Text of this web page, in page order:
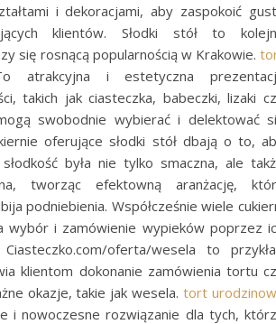
i dekoracjami, aby zaspokoić
klientów. Słodki stół to
się rosnącą popularnością w Krakowie.
atrakcyjna i estetyczna
takich jak ciasteczka, babeczki, lizaki
swobodnie wybierać i delektować
oferujące słodki stół dbają o to,
była nie tylko smaczna, ale
tworząc efektowną aranżację,
podniebienia. Współcześnie wiele
wybór i zamówienie wypieków poprzez
oferta/wesela to
klientom dokonanie zamówienia tortu
okazje, takie jak wesela.tort
i nowoczesne rozwiązanie dla tych,